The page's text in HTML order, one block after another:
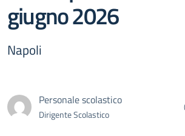
giugno 2026
Napoli
Personale scolastico
Dirigente Scolastico